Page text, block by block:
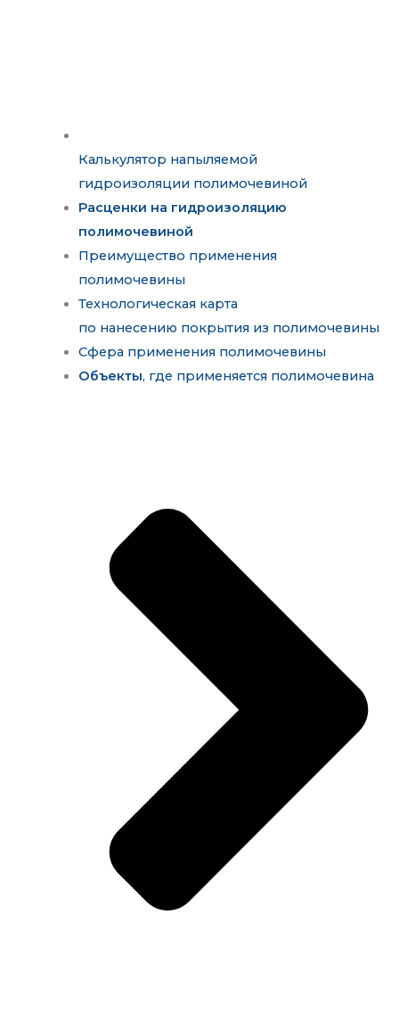
Калькулятор напыляемой
гидроизоляции полимочевиной
Расценки на гидроизоляцию
полимочевиной
Преимущество применения
полимочевины
Технологическая карта
по нанесению покрытия из полимочевины
Сфера применения полимочевины
Объекты, где применяется полимочевина